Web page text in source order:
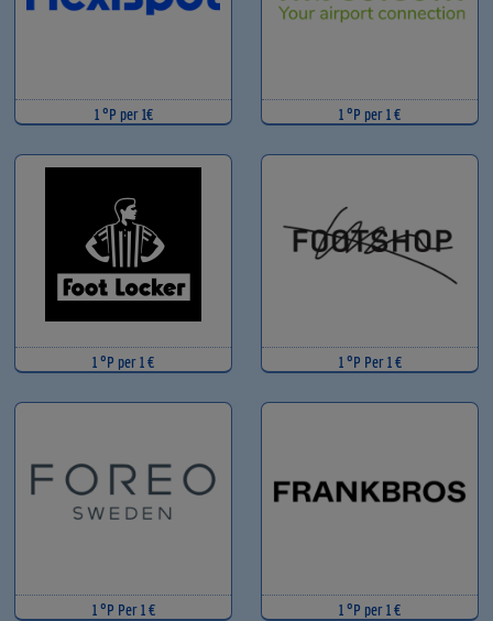
1 °P per 1€ 1 °P per 1 €
1 °P per 1 € 1 °P Per 1 €
1 °P Per 1 € 1 °P per 1 €